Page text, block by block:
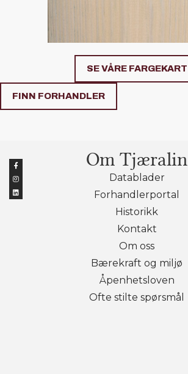
SE VÅRE FARGEKART
FINN FORHANDLER
Om Tjæralin
Datablader
Forhandlerportal
Historikk
Kontakt
Om oss
Bærekraft og miljø
Åpenhetsloven
Ofte stilte spørsmål